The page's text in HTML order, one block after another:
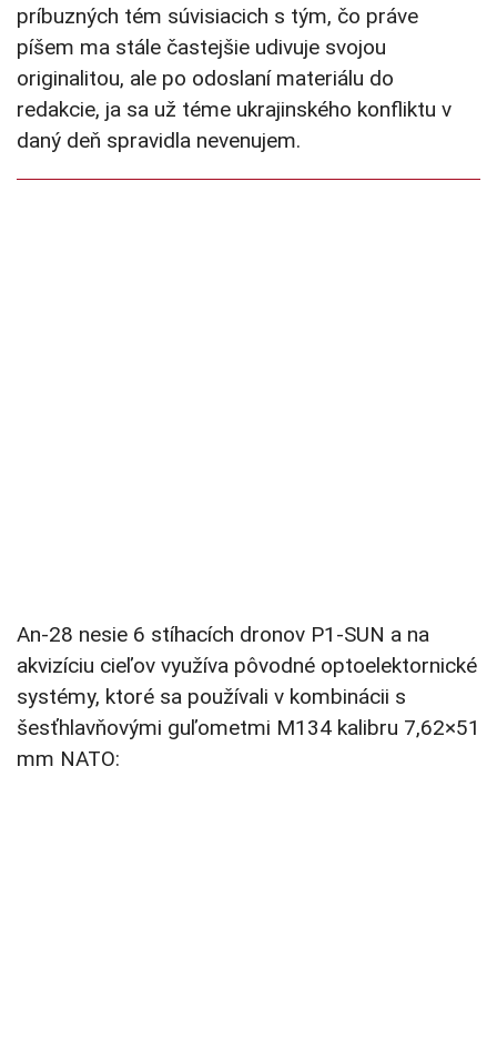
príbuzných tém súvisiacich s tým, čo práve
píšem ma stále častejšie udivuje svojou
originalitou, ale po odoslaní materiálu do
redakcie, ja sa už téme ukrajinského konfliktu v
daný deň spravidla nevenujem.
An-28 nesie 6 stíhacích dronov P1-SUN a na
akvizíciu cieľov využíva pôvodné optoelektornické
systémy, ktoré sa používali v kombinácii s
šesťhlavňovými guľometmi M134 kalibru 7,62×51
mm NATO: